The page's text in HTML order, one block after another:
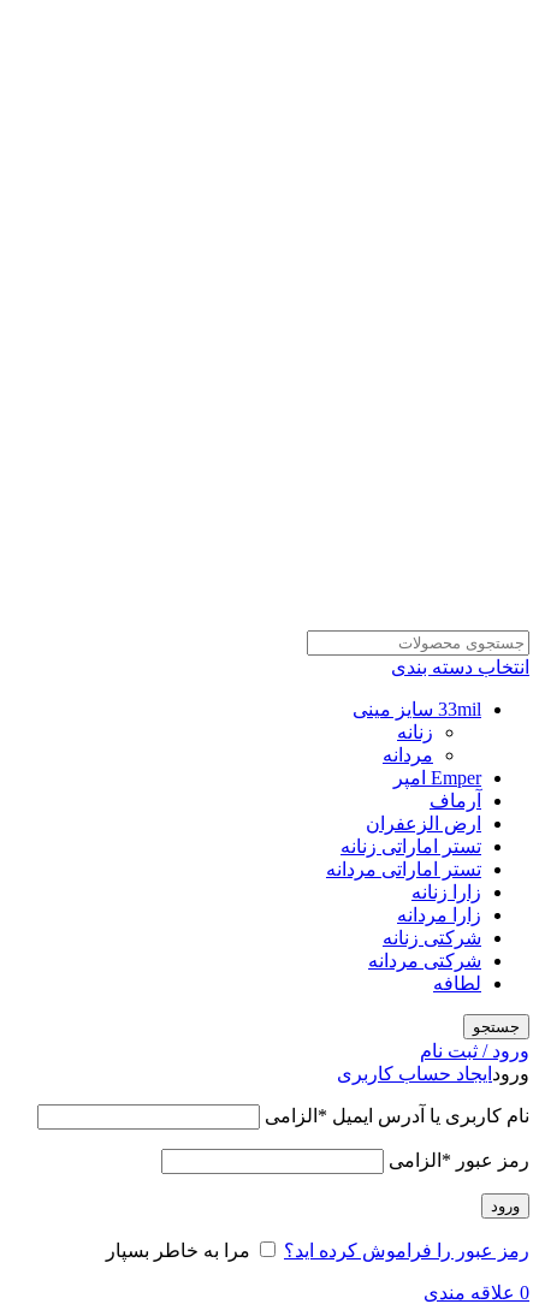
انتخاب دسته بندی
33mil سایز مینی
زنانه
مردانه
Emper امپر
آرماف
ارض الزعفران
تستر اماراتی زنانه
تستر اماراتی مردانه
زارا زنانه
زارا مردانه
شرکتی زنانه
شرکتی مردانه
لطافه
جستجو
ورود / ثبت نام
ورود ایجاد حساب کاربری
نام کاربری یا آدرس ایمیل * الزامی
رمز عبور * الزامی
ورود
رمز عبور را فراموش کرده اید؟ مرا به خاطر بسپار
0 علاقه مندی